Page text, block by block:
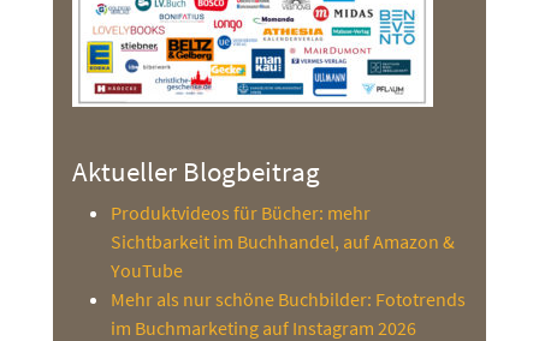
Aktueller Blogbeitrag
Produktvideos für Bücher: mehr
Sichtbarkeit im Buchhandel, auf Amazon &
YouTube
Mehr als nur schöne Buchbilder: Fototrends
im Buchmarketing auf Instagram 2026